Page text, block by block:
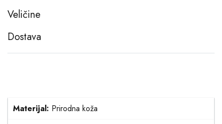
Veličine
Dostava
Materijal: Prirodna koža